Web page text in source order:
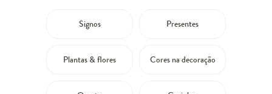
Signos Presentes
Plantas & flores Cores na decoração